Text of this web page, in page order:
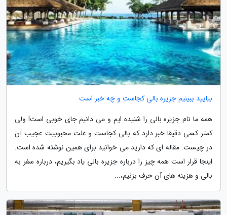
بیایید ببینیم جزیره بالی کجاست و چه خبر است
همه ما نام جزیره بالی را شنیده ایم و می دانیم جای خوبی است! ولی
کمتر کسی دقیقا خبر دارد که بالی کجاست و علت محبوبیت عجیب آن
در چیست. مقاله ای که دارید می خوانید برای همین نوشته شده است.
اینجا قرار است همه چیز را درباره جزیره بالی یاد بگیریم، درباره سفر به
بالی و هزینه های آن حرف بزنیم،...